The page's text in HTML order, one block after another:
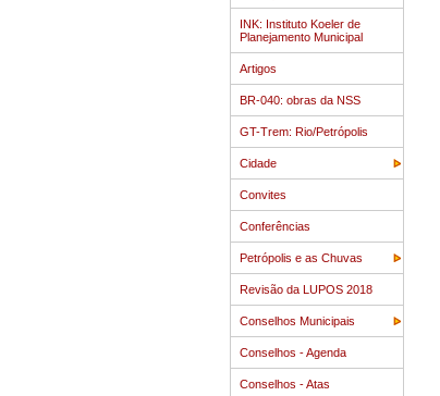
INK: Instituto Koeler de
Planejamento Municipal
Artigos
BR-040: obras da NSS
GT-Trem: Rio/Petrópolis
Cidade
Convites
Conferências
Petrópolis e as Chuvas
Revisão da LUPOS 2018
Conselhos Municipais
Conselhos - Agenda
Conselhos - Atas